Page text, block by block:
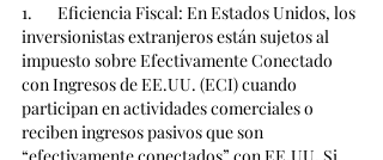
1.       Eficiencia Fiscal: En Estados Unidos, los
inversionistas extranjeros están sujetos al
impuesto sobre Efectivamente Conectado
con Ingresos de EE.UU. (ECI) cuando
participan en actividades comerciales o
reciben ingresos pasivos que son